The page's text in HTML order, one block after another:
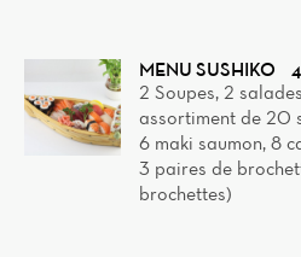
MENU SUSHIKO
2 Soupes, 2
assortiment de 20
6 maki saumon, 8
3 paires de
brochettes)